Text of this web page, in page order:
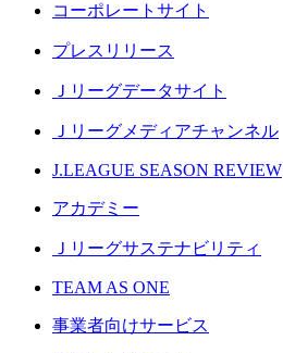
コーポレートサイト
プレスリリース
Ｊリーグデータサイト
Ｊリーグメディアチャンネル
J.LEAGUE SEASON REVIEW
アカデミー
Ｊリーグサステナビリティ
TEAM AS ONE
事業者向けサービス